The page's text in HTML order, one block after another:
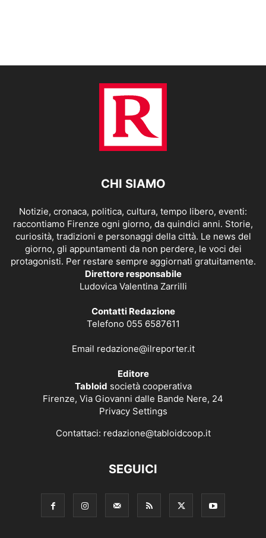
CHI SIAMO
Notizie, cronaca, politica, cultura, tempo libero, eventi:
raccontiamo Firenze ogni giorno, da quindici anni. Storie,
curiosità, tradizioni e personaggi della città. Le news del
giorno, gli appuntamenti da non perdere, le voci dei
protagonisti. Per restare sempre aggiornati gratuitamente.
Direttore responsabile
Ludovica Valentina Zarrilli
Contatti Redazione
Telefono 055 6587611
Email redazione@ilreporter.it
Editore
Tabloid società cooperativa
Firenze, Via Giovanni dalle Bande Nere, 24
Privacy Settings
Contattaci: redazione@tabloidcoop.it
SEGUICI